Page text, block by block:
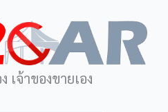
เจ้าของขายเอง